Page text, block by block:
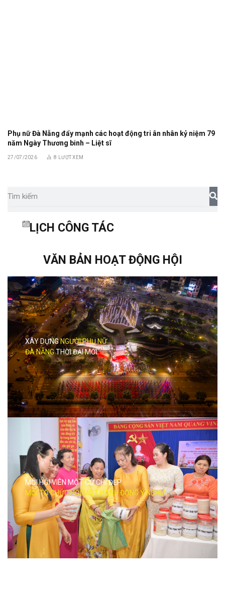
Phụ nữ Đà Nẵng đẩy mạnh các hoạt động tri ân nhân kỷ niệm 79
năm Ngày Thương binh – Liệt sĩ
27/07/2026 8 LƯỢT XEM
LỊCH CÔNG TÁC
VĂN BẢN HOẠT ĐỘNG HỘI
XÂY DỰNGNGƯỜI PHỤ NỮ
ĐÀ NẴNGTHỜI ĐẠI MỚI
MỖI HỘI VIÊN MỘT CỬ CHỈ ĐẸP
MỖI TỔ CHỨC HỘI MỘT HÀNH ĐỘNG Ý NGHĨA